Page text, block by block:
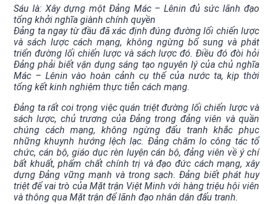
Sáu là: Xây dựng một Đảng Mác – Lênin đủ sức lãnh đạo
tổng khởi nghĩa giành chính quyền
Đảng ta ngay từ đầu đã xác định đúng đường lối chiến lược
và sách lược cách mạng, không ngừng bổ sung và phát
triển đường lối chiến lược và sách lược đó. Điều đó đòi hỏi
Đảng phải biết vận dụng sáng tạo nguyên lý của chủ nghĩa
Mác – Lênin vào hoàn cảnh cụ thể của nước ta, kịp thời
tổng kết kinh nghiệm thực tiễn cách mạng.
Đảng ta rất coi trọng việc quán triệt đường lối chiến lược và
sách lược, chủ trương của Đảng trong đảng viên và quần
chúng cách mạng, không ngừng đấu tranh khắc phục
những khuynh hướng lệch lạc. Đảng chăm lo công tác tổ
chức, cán bộ, giáo dục rèn luyện cán bộ, đảng viên về ý chí
bất khuất, phẩm chất chính trị và đạo đức cách mạng, xây
dựng Đảng vững mạnh và trong sạch. Đảng biết phát huy
triệt để vai trò của Mặt trận Việt Minh với hàng triệu hội viên
và thông qua Mặt trận để lãnh đạo nhân dân đấu tranh.